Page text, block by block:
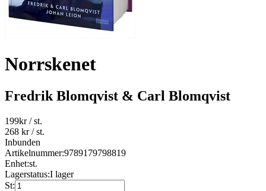
Norrskenet
Fredrik Blomqvist & Carl Blomqvist
199kr/ st.
268 kr/ st.
Inbunden
Artikelnummer:9789179798819
Enhet:st.
Lagerstatus:I lager
St: